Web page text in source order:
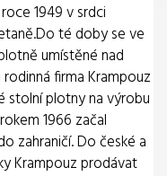
1949 v srdci
té doby se ve
umístěné nad
firma Krampouz
stolní plotny na výrobu
1966 začal
zahraničí. Do české a
Krampouz prodávat